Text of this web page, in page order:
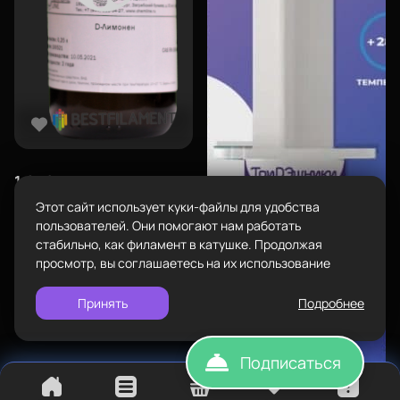
1 650₽
Лимонен (d-Limonene) (250
Назначение
Постобработка
Каталог
Пластик BestFilament
Сопутствующие товары
Подарочные сертификаты
Адрес
ул.Проезжая дом 9а
маршрут
Режим работы
Пн-Вс с 10:00 до 18:00
написать
Политика конфиденциальности
Этот сайт использует куки-файлы для удобства
пользователей. Они помогают нам работать
стабильно, как филамент в катушке. Продолжая
просмотр, вы соглашаетесь на их использование
Принять Подробнее
Подписаться